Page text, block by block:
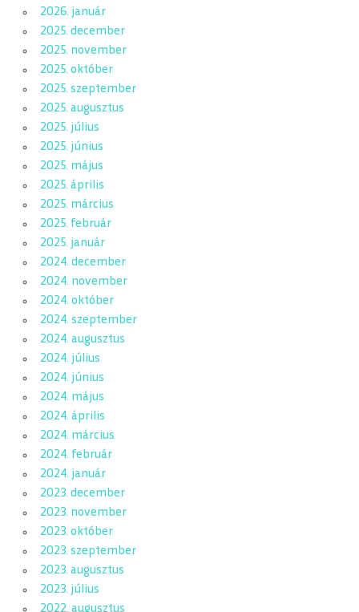
2026. január
2025. december
2025. november
2025. október
2025. szeptember
2025. augusztus
2025. július
2025. június
2025. május
2025. április
2025. március
2025. február
2025. január
2024. december
2024. november
2024. október
2024. szeptember
2024. augusztus
2024. július
2024. június
2024. május
2024. április
2024. március
2024. február
2024. január
2023. december
2023. november
2023. október
2023. szeptember
2023. augusztus
2023. július
2022. augusztus